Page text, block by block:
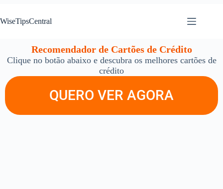
WiseTipsCentral
Recomendador de Cartões de Crédito
Clique no botão abaixo e descubra os melhores cartões de
crédito
QUERO VER AGORA